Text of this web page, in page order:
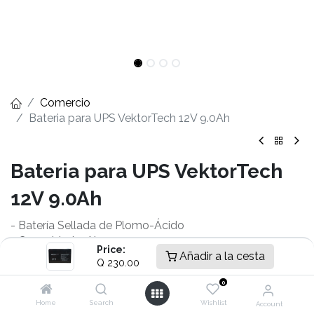
Price:
Q 230.00 Añadir a la cesta
Home Search
0
Wishlist Account
Comercio
Bateria para UPS VektorTech 12V 9.0Ah
Bateria para UPS VektorTech
12V 9.0Ah
- Batería Sellada de Plomo-Ácido
- Capacidad: 9Ah
- Voltaje: 12V
- Potencia: 76,7 W a 5 minutos de descarga a 1,6 V por
- Dimensiones: 5,94 x 2,55 x 3,71 in